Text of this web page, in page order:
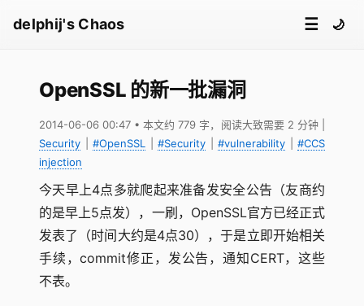
delphij's Chaos ☰ 🌙
OpenSSL 的新一批漏洞
2014-06-06 00:47 • 本文约 779 字，阅读大致需要 2 分钟
Security
#OpenSSL #Security #vulnerability
#CCS
injection
今天早上4点多就爬起来准备发安全公告（友商约
的是早上5点发），一刷，OpenSSL官方已经正式
发表了（时间大约是4点30），于是立即开始相关
手续，commit修正，发公告，通知CERT，这些
不表。